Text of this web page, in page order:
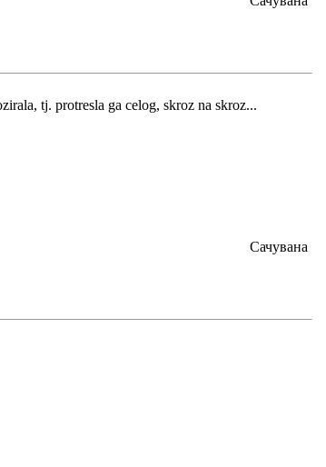
tj. protresla ga celog, skroz na skroz...
Сачувана